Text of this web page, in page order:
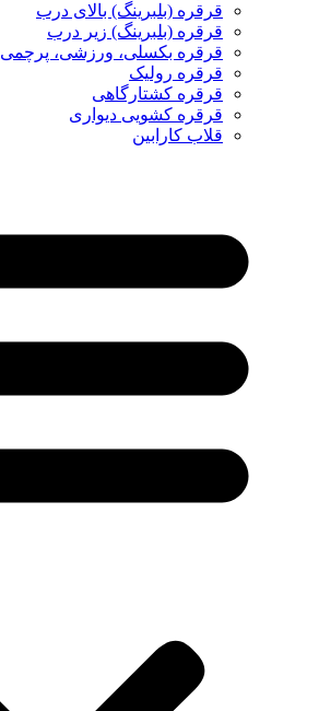
قرقره (بلبرینگ) بالای درب
قرقره (بلبرینگ) زیر درب
قرقره بکسلی، ورزشی، پرچمی
قرقره رولیک
قرقره کشتارگاهی
قرقره کشویی دیواری
قلاب کارابین